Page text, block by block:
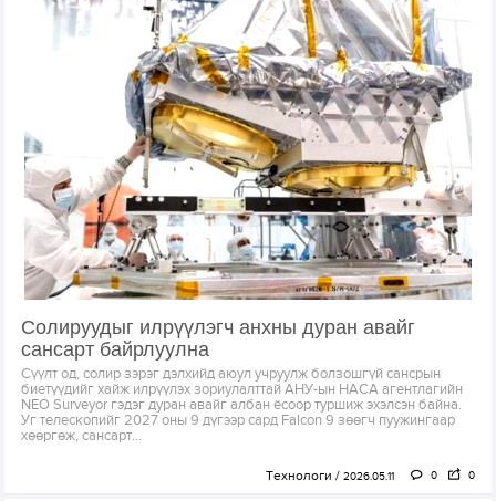
Солируудыг илрүүлэгч анхны дуран авайг
сансарт байрлуулна
Сүүлт од, солир зэрэг дэлхийд аюул учруулж болзошгүй сансрын
биетүүдийг хайж илрүүлэх зориулалттай АНУ-ын НАСА агентлагийн
NEO Surveyor гэдэг дуран авайг албан ёсоор туршиж эхэлсэн байна.
Уг телескопийг 2027 оны 9 дүгээр сард Falcon 9 зөөгч пуужингаар
хөөргөж, сансарт...
Технологи 2026.05.11 0 0